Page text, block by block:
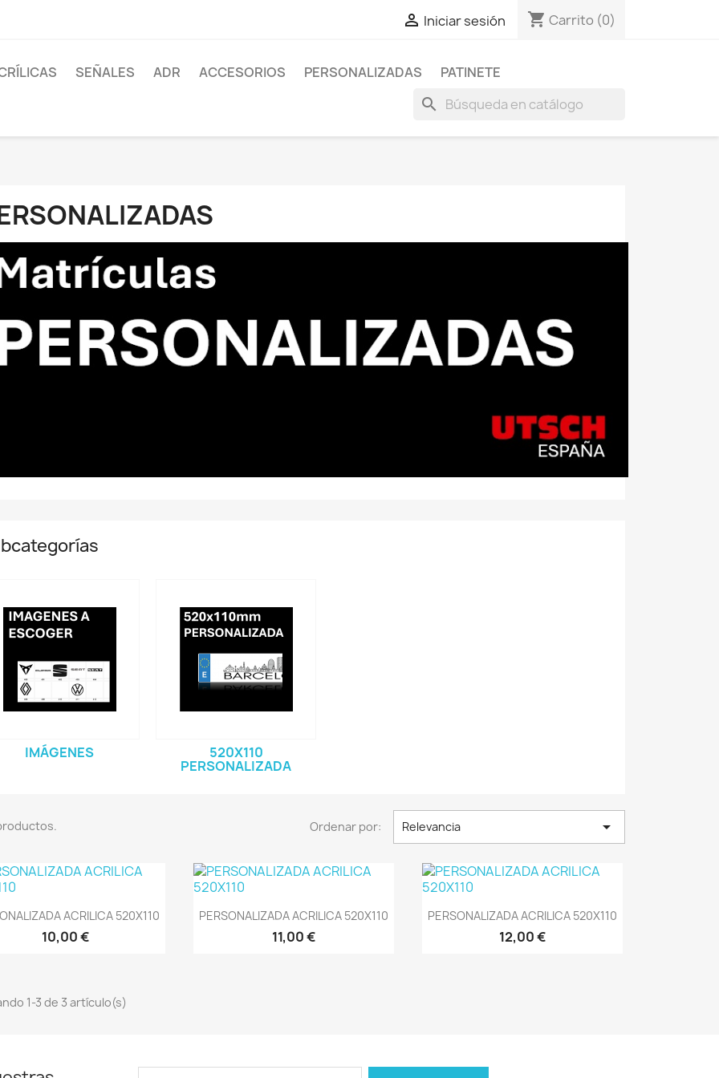
 Iniciar sesión shopping_cart Carrito (0)
SEÑALES ADR ACCESORIOS PERSONALIZADAS PATINETE
search
IMÁGENES 520X110
PERSONALIZADA
Ordenar por: Relevancia 
Vista rápida
ACRILICA 520X110
10,00 €
Vista rápida
PERSONALIZADA ACRILICA 520X110
11,00 €
Vista rápida
PERSONALIZADA ACRILICA 520X110
12,00 €
1-3 de 3 artículo(s)